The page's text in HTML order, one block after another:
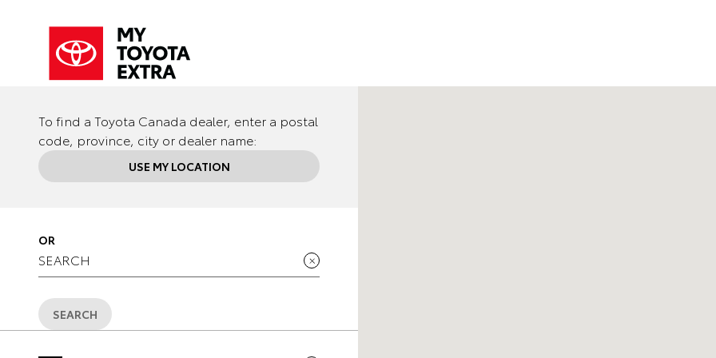
To find a Toyota Canada dealer, enter a postal
code, province, city or dealer name:
USE MY LOCATION
OR
SEARCH